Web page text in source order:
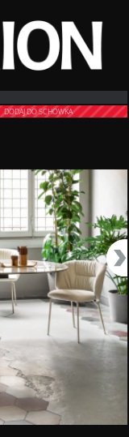
DODAJ DO SCHOWKA